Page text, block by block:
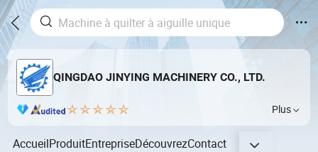
QINGDAO JINYING MACHINERY CO., LTD.
Plus
AccueilProduitEntrepriseDécouvrezContact